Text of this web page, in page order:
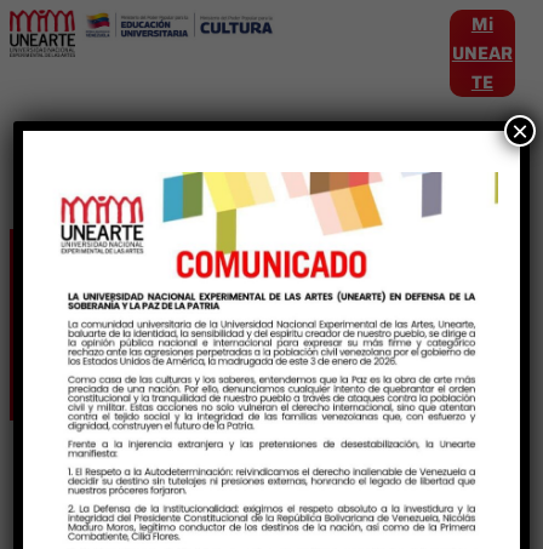
Mi
UNEAR
TE
Etiqueta:
PionerosMusicales
×